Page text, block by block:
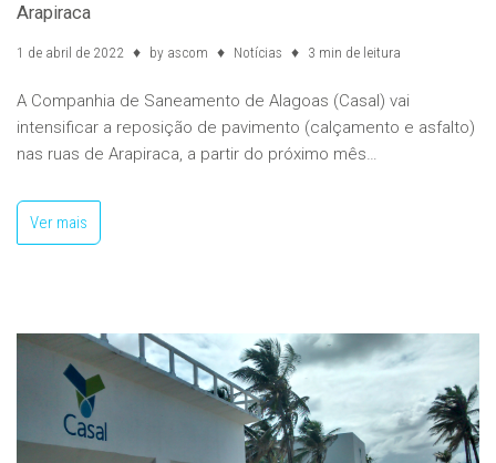
Arapiraca
1 de abril de 2022 by ascom Notícias 3 min de leitura
A Companhia de Saneamento de Alagoas (Casal) vai
intensificar a reposição de pavimento (calçamento e asfalto)
nas ruas de Arapiraca, a partir do próximo mês…
Ver mais